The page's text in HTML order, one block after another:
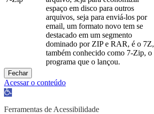
espaço em disco para outros
arquivos, seja para enviá-los por
email, um formato novo tem se
destacado em um segmento
dominado por ZIP e RAR, é o 7Z,
também conhecido como 7-Zip, o
programa que o lançou.
Fechar
Acessar o conteúdo
Abrir
barra
Ferramentas de Acessibilidade